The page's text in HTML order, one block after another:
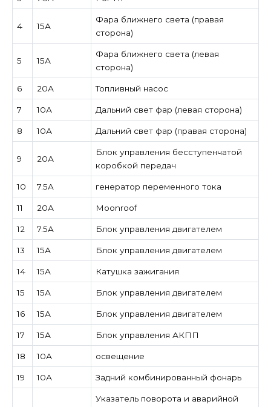
4 15А
Фара ближнего света (правая
сторона)
5 15А
Фара ближнего света (левая
сторона)
6 20А Топливный насос
7 10А Дальний свет фар (левая сторона)
8 10А Дальний свет фар (правая сторона)
9 20А
Блок управления бесступенчатой ​​
коробкой передач
10 7.5A генератор переменного тока
11 20А Moonroof
12 7.5A Блок управления двигателем
13 15А Блок управления двигателем
14 15А Катушка зажигания
15 15А Блок управления двигателем
16 15А Блок управления двигателем
17 15А Блок управления АКПП
18 10А освещение
19 10А Задний комбинированный фонарь
Указатель поворота и аварийной